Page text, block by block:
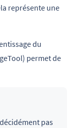
représente une
du
permet de
pas